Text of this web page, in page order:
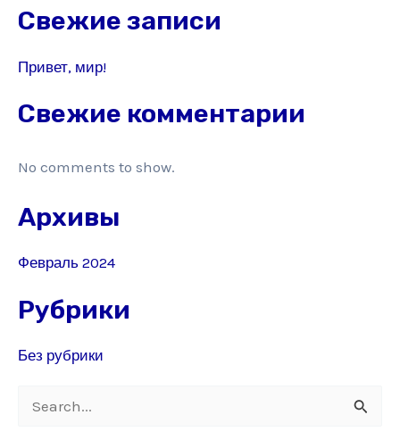
Свежие записи
Привет, мир!
Свежие комментарии
No comments to show.
Архивы
Февраль 2024
Рубрики
Без рубрики